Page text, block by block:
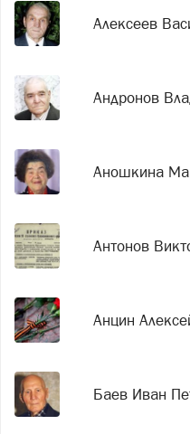
Алексеев
Андронов
Аношкина
Антонов
Анцин
Баев Иван